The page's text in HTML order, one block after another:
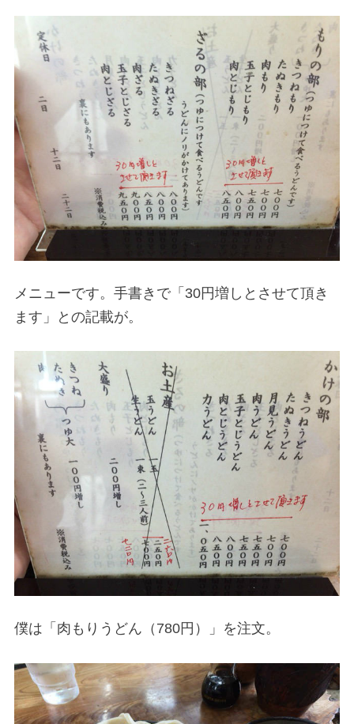
メニューです。手書きで「30円増しとさせて頂き
ます」との記載が。
僕は「肉もりうどん（780円）」を注文。